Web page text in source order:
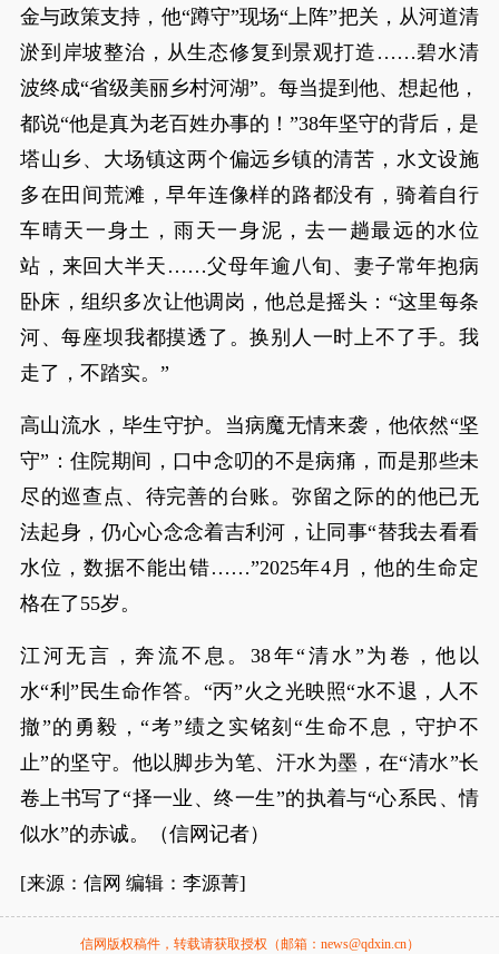
金与政策支持，他“蹲守”现场“上阵”把关，从河道清
淤到岸坡整治，从生态修复到景观打造……碧水清
波终成“省级美丽乡村河湖”。每当提到他、想起他，
都说“他是真为老百姓办事的！”38年坚守的背后，是
塔山乡、大场镇这两个偏远乡镇的清苦，水文设施
多在田间荒滩，早年连像样的路都没有，骑着自行
车晴天一身土，雨天一身泥，去一趟最远的水位
站，来回大半天……父母年逾八旬、妻子常年抱病
卧床，组织多次让他调岗，他总是摇头：“这里每条
河、每座坝我都摸透了。换别人一时上不了手。我
走了，不踏实。”
高山流水，毕生守护。当病魔无情来袭，他依然“坚
守”：住院期间，口中念叨的不是病痛，而是那些未
尽的巡查点、待完善的台账。弥留之际的的他已无
法起身，仍心心念念着吉利河，让同事“替我去看看
水位，数据不能出错……”2025年4月，他的生命定
格在了55岁。
江河无言，奔流不息。38年“清水”为卷，他以
水“利”民生命作答。“丙”火之光映照“水不退，人不
撤”的勇毅，“考”绩之实铭刻“生命不息，守护不
止”的坚守。他以脚步为笔、汗水为墨，在“清水”长
卷上书写了“择一业、终一生”的执着与“心系民、情
似水”的赤诚。（信网记者）
[来源：信网 编辑：李源菁]
信网版权稿件，转载请获取授权（邮箱：news@qdxin.cn）